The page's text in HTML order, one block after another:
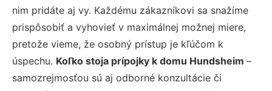
nim pridáte aj vy. Každému zákazníkovi sa snažíme
prispôsobiť a vyhovieť v maximálnej možnej miere,
pretože vieme, že osobný prístup je kľúčom k
úspechu. Koľko stoja prípojky k domu Hundsheim –
samozrejmosťou sú aj odborné konzultácie či